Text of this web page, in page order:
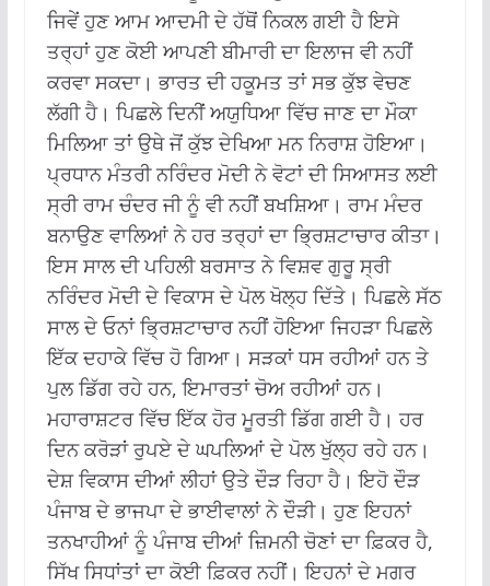
ਜਿਵੇਂ ਹੁਣ ਆਮ ਆਦਮੀ ਦੇ ਹੱਥੋਂ ਨਿਕਲ ਗਈ ਹੈ ਇਸੇ
ਤਰ੍ਹਾਂ ਹੁਣ ਕੋਈ ਆਪਣੀ ਬੀਮਾਰੀ ਦਾ ਇਲਾਜ ਵੀ ਨਹੀਂ
ਕਰਵਾ ਸਕਦਾ। ਭਾਰਤ ਦੀ ਹਕੂਮਤ ਤਾਂ ਸਭ ਕੁੱਝ ਵੇਚਣ
ਲੱਗੀ ਹੈ। ਪਿਛਲੇ ਦਿਨੀਂ ਅਯੁਧਿਆ ਵਿੱਚ ਜਾਣ ਦਾ ਮੌਕਾ
ਮਿਲਿਆ ਤਾਂ ਉਥੇ ਜੋਂ ਕੁੱਝ ਦੇਖਿਆ ਮਨ ਨਿਰਾਸ਼ ਹੋਇਆ।
ਪ੍ਰਧਾਨ ਮੰਤਰੀ ਨਰਿੰਦਰ ਮੋਦੀ ਨੇ ਵੋਟਾਂ ਦੀ ਸਿਆਸਤ ਲਈ
ਸ੍ਰੀ ਰਾਮ ਚੰਦਰ ਜੀ ਨੂੰ ਵੀ ਨਹੀਂ ਬਖਸ਼ਿਆ। ਰਾਮ ਮੰਦਰ
ਬਨਾਉਣ ਵਾਲਿਆਂ ਨੇ ਹਰ ਤਰ੍ਹਾਂ ਦਾ ਭ੍ਰਿਸ਼ਟਾਚਾਰ ਕੀਤਾ।
ਇਸ ਸਾਲ ਦੀ ਪਹਿਲੀ ਬਰਸਾਤ ਨੇ ਵਿਸ਼ਵ ਗੁਰੂ ਸ੍ਰੀ
ਨਰਿੰਦਰ ਮੋਦੀ ਦੇ ਵਿਕਾਸ ਦੇ ਪੋਲ ਖੋਲ੍ਹ ਦਿੱਤੇ। ਪਿਛਲੇ ਸੱਠ
ਸਾਲ ਦੇ ਓਨਾਂ ਭ੍ਰਿਸ਼ਟਾਚਾਰ ਨਹੀਂ ਹੋਇਆ ਜਿਹੜਾ ਪਿਛਲੇ
ਇੱਕ ਦਹਾਕੇ ਵਿੱਚ ਹੋ ਗਿਆ। ਸੜਕਾਂ ਧਸ ਰਹੀਆਂ ਹਨ ਤੇ
ਪੁਲ ਡਿੱਗ ਰਹੇ ਹਨ, ਇਮਾਰਤਾਂ ਚੋਅ ਰਹੀਆਂ ਹਨ।
ਮਹਾਰਾਸ਼ਟਰ ਵਿੱਚ ਇੱਕ ਹੋਰ ਮੂਰਤੀ ਡਿੱਗ ਗਈ ਹੈ। ਹਰ
ਦਿਨ ਕਰੋੜਾਂ ਰੁਪਏ ਦੇ ਘਪਲਿਆਂ ਦੇ ਪੋਲ ਖੁੱਲ੍ਹ ਰਹੇ ਹਨ।
ਦੇਸ਼ ਵਿਕਾਸ ਦੀਆਂ ਲੀਹਾਂ ਉਤੇ ਦੌੜ ਰਿਹਾ ਹੈ। ਇਹੋ ਦੌੜ
ਪੰਜਾਬ ਦੇ ਭਾਜਪਾ ਦੇ ਭਾਈਵਾਲਾਂ ਨੇ ਦੌੜੀ। ਹੁਣ ਇਹਨਾਂ
ਤਨਖਾਹੀਆਂ ਨੂੰ ਪੰਜਾਬ ਦੀਆਂ ਜ਼ਿਮਨੀ ਚੋਣਾਂ ਦਾ ਫ਼ਿਕਰ ਹੈ,
ਸਿੱਖ ਸਿਧਾਂਤਾਂ ਦਾ ਕੋਈ ਫ਼ਿਕਰ ਨਹੀਂ। ਇਹਨਾਂ ਦੇ ਮਗਰ